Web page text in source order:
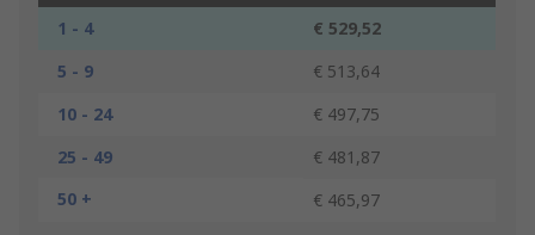
1 - 4
€ 529,52
5 - 9
€ 513,64
10 - 24
€ 497,75
25 - 49
€ 481,87
50 +
€ 465,97